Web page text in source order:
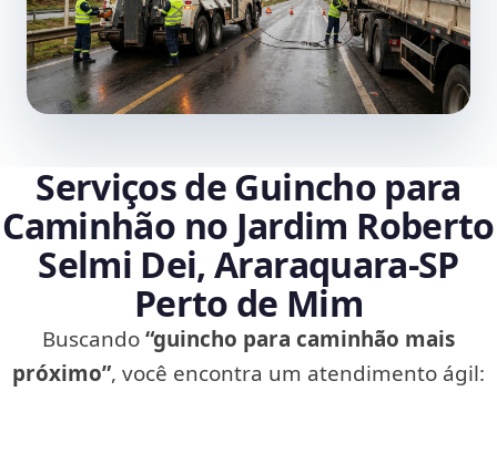
Serviços de Guincho para
Caminhão no Jardim Roberto
Selmi Dei, Araraquara‑SP
Perto de Mim
Buscando“guincho para caminhão mais
próximo”, você encontra um atendimento ágil: